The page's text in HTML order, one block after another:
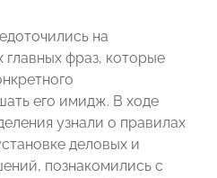
на
главных фраз, которые
его имидж. В ходе
узнали о правилах
деловых и
познакомились с